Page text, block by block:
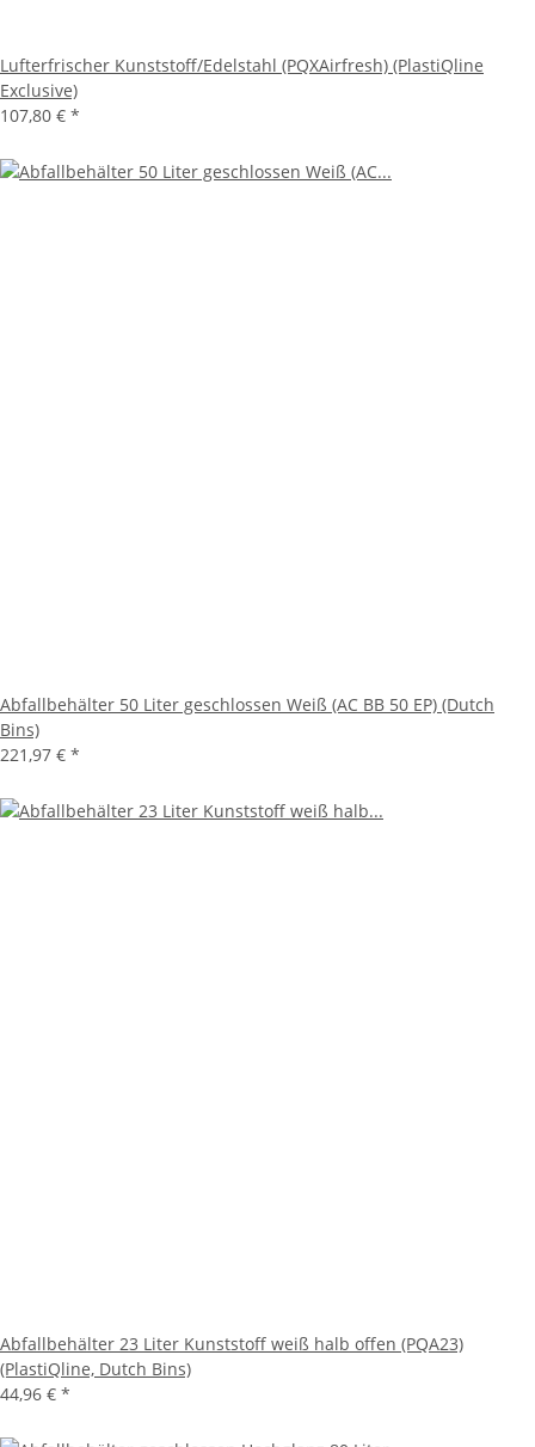
Lufterfrischer Kunststoff/Edelstahl (PQXAirfresh) (PlastiQline
Exclusive)
107,80 € *
Abfallbehälter 50 Liter geschlossen Weiß (AC BB 50 EP) (Dutch
Bins)
221,97 € *
Abfallbehälter 23 Liter Kunststoff weiß halb offen (PQA23)
(PlastiQline, Dutch Bins)
44,96 € *